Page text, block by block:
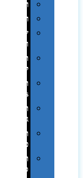
רטרו
רכב
שעונים
ומסגרות
תיקים
לכנסים
תיקי
Swiss
תיקי
תיקי
טיולים
תיקי
ספורט